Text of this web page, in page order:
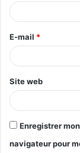
e
*
E-mail *
Site web
Enregistrer
navigateur pour